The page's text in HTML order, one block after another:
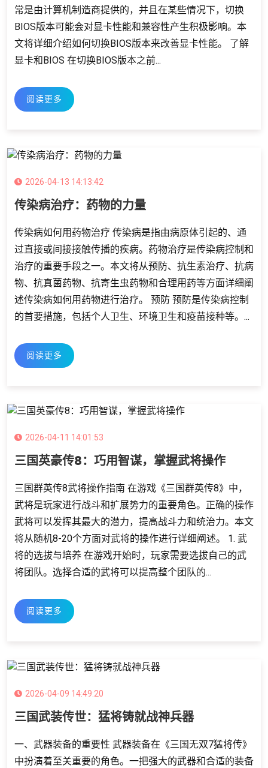
常是由计算机制造商提供的，并且在某些情况下，切换
BIOS版本可能会对显卡性能和兼容性产生积极影响。本
文将详细介绍如何切换BIOS版本来改善显卡性能。 了解
显卡和BIOS 在切换BIOS版本之前...
阅读更多
2026-04-13 14:13:42
传染病治疗：药物的力量
传染病如何用药物治疗 传染病是指由病原体引起的、通
过直接或间接接触传播的疾病。药物治疗是传染病控制和
治疗的重要手段之一。本文将从预防、抗生素治疗、抗病
物、抗真菌药物、抗寄生虫药物和合理用药等方面详细阐
述传染病如何用药物进行治疗。 预防 预防是传染病控制
的首要措施，包括个人卫生、环境卫生和疫苗接种等。...
阅读更多
2026-04-11 14:01:53
三国英豪传8：巧用智谋，掌握武将操作
三国群英传8武将操作指南 在游戏《三国群英传8》中，
武将是玩家进行战斗和扩展势力的重要角色。正确的操作
武将可以发挥其最大的潜力，提高战斗力和统治力。本文
将从随机8-20个方面对武将的操作进行详细阐述。 1. 武
将的选拔与培养 在游戏开始时，玩家需要选拔自己的武
将团队。选择合适的武将可以提高整个团队的...
阅读更多
2026-04-09 14:49:20
三国武装传世：猛将铸就战神兵器
一、武器装备的重要性 武器装备在《三国无双7猛将传》
中扮演着至关重要的角色。一把强大的武器和合适的装备